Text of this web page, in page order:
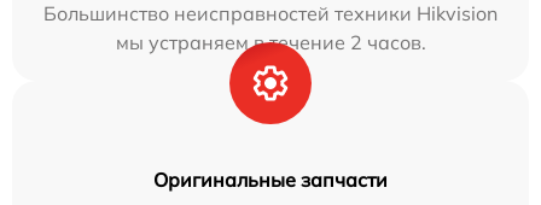
Большинство неисправностей техники Hikvision
мы устраняем в течение 2 часов.
Оригинальные запчасти